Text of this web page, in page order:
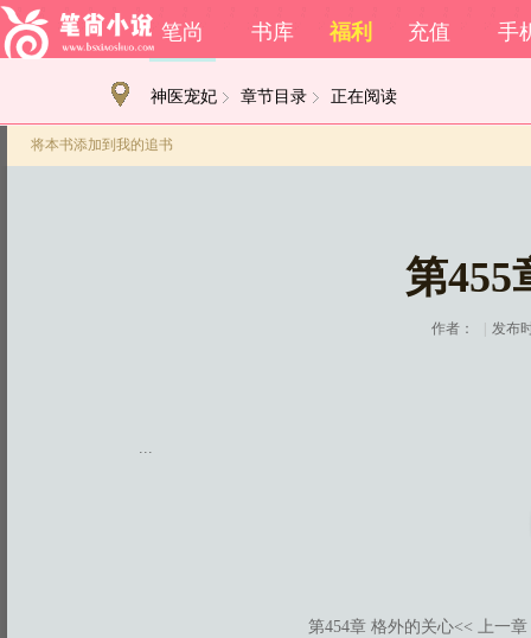
笔尚 书库 福利 充值 手
神医宠妃 章节目录 正在阅读
将本书添加到我的追书
第455
作者： 发布
...
第454章 格外的关心<< 上一章